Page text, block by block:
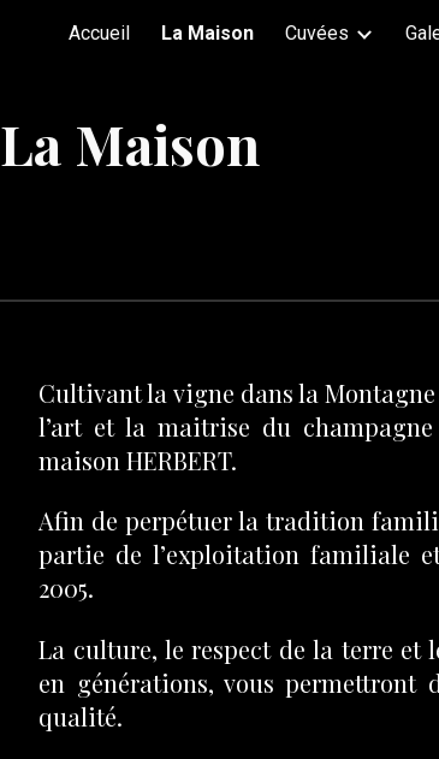
Skip to navigation
Accueil La Maison Cuvées
La Maison
Cultivant la vigne dans la
l’art et la maitrise du
maison HERBERT.
Afin de perpétuer la tradition
partie de l’exploitation familiale
2005.
La culture, le respect de la terre et
en générations, vous permettront
qualité.